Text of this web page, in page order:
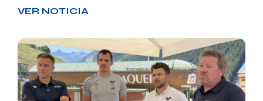
VER NOTICIA